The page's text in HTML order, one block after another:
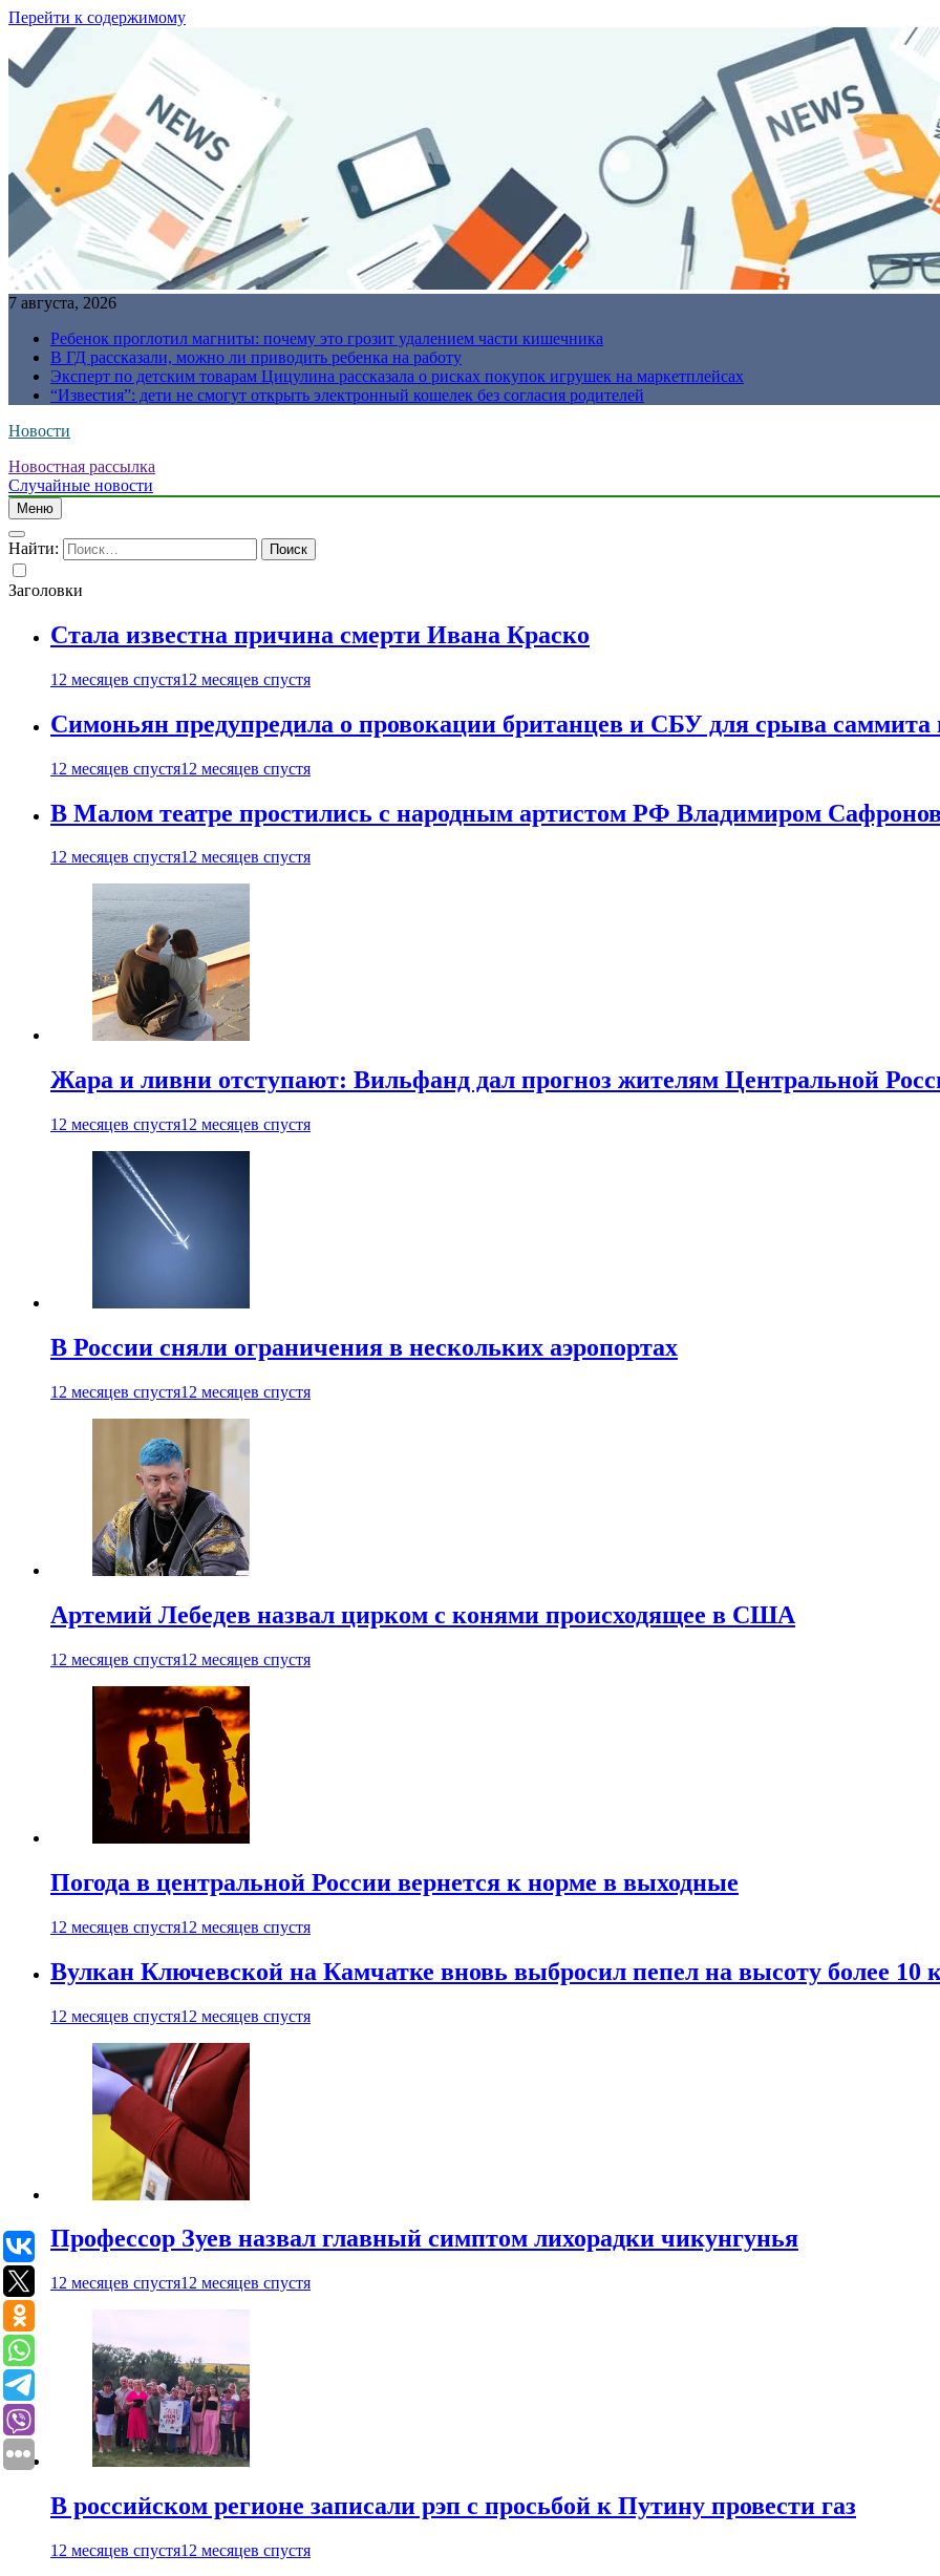
Перейти к содержимому
7 августа, 2026
Ребенок проглотил магниты: почему это грозит удалением части кишечника
В ГД рассказали, можно ли приводить ребенка на работу
Эксперт по детским товарам Цицулина рассказала о рисках покупок игрушек на маркетплейсах
“Известия”: дети не смогут открыть электронный кошелек без согласия родителей
Новости
Новостная рассылка
Случайные новости
Меню
Найти:
Заголовки
Стала известна причина смерти Ивана Краско
12 месяцев спустя12 месяцев спустя
Симоньян предупредила о провокации британцев и СБУ для срыва саммита
12 месяцев спустя12 месяцев спустя
В Малом театре простились с народным артистом РФ Владимиром
12 месяцев спустя12 месяцев спустя
Жара и ливни отступают: Вильфанд дал прогноз жителям Центральной
12 месяцев спустя12 месяцев спустя
В России сняли ограничения в нескольких аэропортах
12 месяцев спустя12 месяцев спустя
Артемий Лебедев назвал цирком с конями происходящее в США
12 месяцев спустя12 месяцев спустя
Погода в центральной России вернется к норме в выходные
12 месяцев спустя12 месяцев спустя
Вулкан Ключевской на Камчатке вновь выбросил пепел на высоту более 10
12 месяцев спустя12 месяцев спустя
Профессор Зуев назвал главный симптом лихорадки чикунгунья
12 месяцев спустя12 месяцев спустя
В российском регионе записали рэп с просьбой к Путину провести газ
12 месяцев спустя12 месяцев спустя